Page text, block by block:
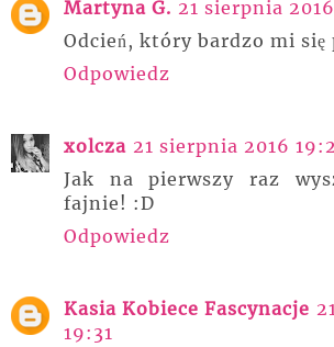
Martyna G. 21 sierpnia
Odcień, który bardzo mi się
Odpowiedz
xolcza 21 sierpnia 2016
Jak na pierwszy raz
fajnie! :D
Odpowiedz
Kasia Kobiece Fascynacje
19:31